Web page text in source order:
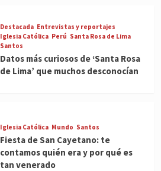
Destacada Entrevistas y reportajes
Iglesia Católica Perú Santa Rosa de Lima
Santos
Datos más curiosos de ‘Santa Rosa
de Lima’ que muchos desconocían
Iglesia Católica Mundo Santos
Fiesta de San Cayetano: te
contamos quién era y por qué es
tan venerado